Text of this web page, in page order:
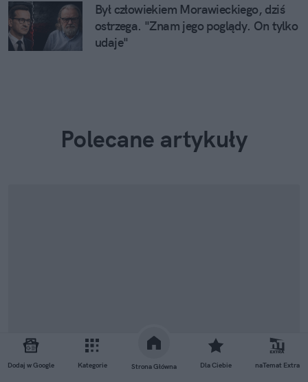
Dodaj w Google Kategorie Strona Główna Dla Ciebie naTemat Extra
Był człowiekiem Morawieckiego, dziś
ostrzega. "Znam jego poglądy. On tylko
udaje"
Polecane artykuły